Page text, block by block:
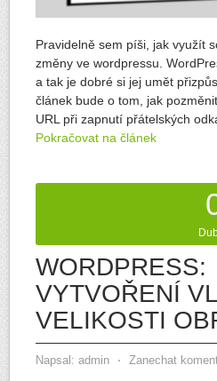
Pravidelně sem píši, jak využít
změny ve wordpressu.
a tak je dobré si jej umět
článek bude o tom, jak
URL při zapnutí přátelských
Pokračovat na článek
WORDPRESS:
VYTVOŘENÍ
VELIKOSTI
Napsal: admin ⋅ Zanechat